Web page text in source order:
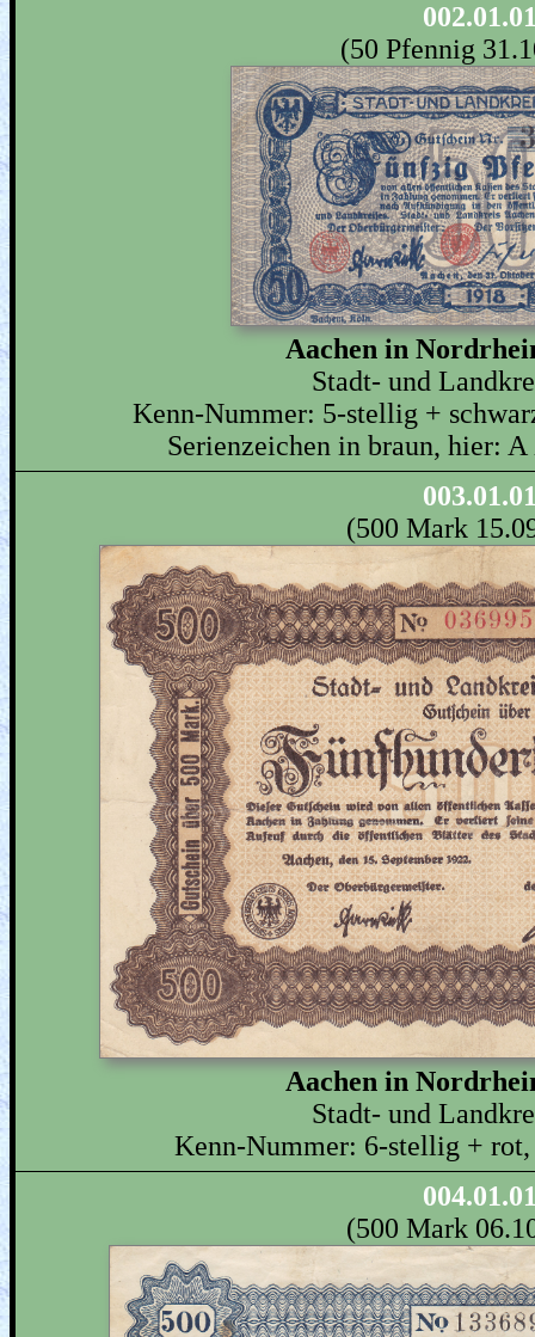
(50 Pfennig
Aachen in
Stadt- und
Kenn-Nummer: 5-stellig +
Serienzeichen in braun, hier:
(500 Mark
Aachen in
Stadt- und
Kenn-Nummer: 6-stellig +
(500 Mark